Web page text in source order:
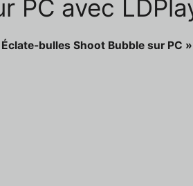
PC avec
bulles Shoot Bubble sur PC »